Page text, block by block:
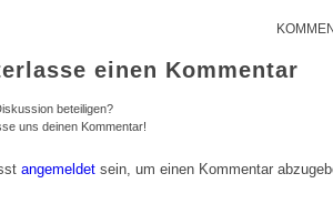
einen Kommentar
beteiligen?
uns deinen Kommentar!
angemeldet sein, um einen Kommentar